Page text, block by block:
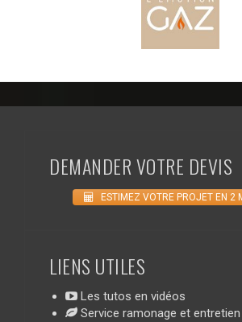
DEMANDER VOTRE DEVIS
ESTIMEZ VOTRE PROJET EN 2
LIENS UTILES
Les tutos en vidéos
Service ramonage et entretien